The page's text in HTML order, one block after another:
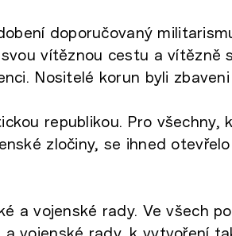
doporučovaný
vítěznou cestu a vítězně
Nositelé korun byli
republikou. Pro všechny,
zločiny, se ihned
a vojenské rady. Ve všech
vojenské rady, k vytvoření